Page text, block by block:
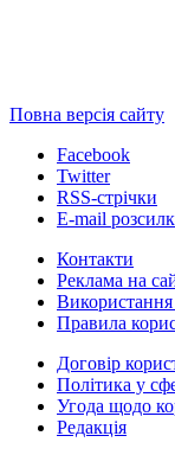
Повна версія сайту
Facebook
Twitter
RSS-стрічки
E-mail
Контакти
Реклама на
Використання
Правила
Договір
Політика у
Угода щодо
Редакція